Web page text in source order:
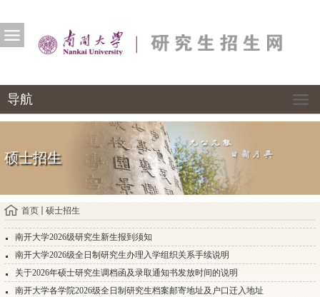
导航
硕士招生
首页 硕士招生
南开大学2026级研究生新生报到须知
南开大学2026级全日制研究生办理入学组织关系手续说明
关于2026年硕士研究生调档函及录取通知书发放时间的说明
南开大学各学院2026级全日制研究生档案邮寄地址及户口迁入地址